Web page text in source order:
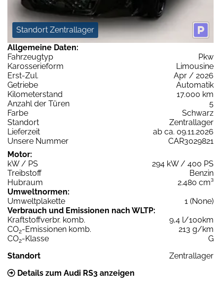
Standort Zentrallager
Allgemeine Daten:
Fahrzeugtyp
Pkw
Karosserieform
Limousine
Erst-Zul.
Apr / 2026
Getriebe
Automatik
Kilometerstand
17.000 km
Anzahl der Türen
5
Farbe
Schwarz
Standort
Zentrallager
Lieferzeit
ab ca. 09.11.2026
Unsere Nummer
CAR3029821
Motor:
kW / PS
294 kW / 400 PS
Treibstoff
Benzin
Hubraum
2.480 cm³
Umweltnormen:
Umweltplakette
1 (None)
Verbrauch und Emissionen nach WLTP:
Kraftstoffverbr. komb.
9,4 l/100km
CO2-Emissionen komb.
213 g/km
CO2-Klasse
G
Standort
Zentrallager
Details zum Audi RS3 anzeigen